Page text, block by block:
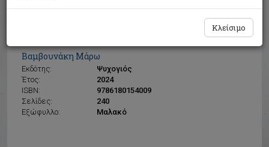
Βαμβουνάκη Μάρω
Εκδότης:
Ψυχογιός
Έτος:
2024
ISBN:
9786180154009
Σελίδες:
240
Εξώφυλλο:
Μαλακό
Κλείσιμο